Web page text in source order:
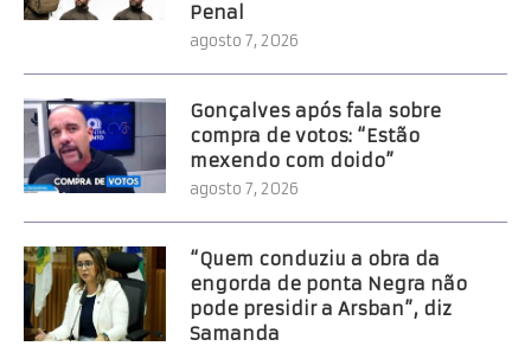
Penal
agosto 7, 2026
Gonçalves após fala sobre
compra de votos: “Estão
mexendo com doido”
agosto 7, 2026
“Quem conduziu a obra da
engorda de ponta Negra não
pode presidir a Arsban”, diz
Samanda